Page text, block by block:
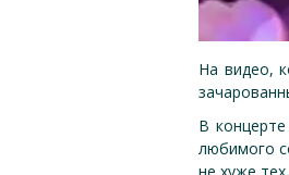
На видео,
В
любимого